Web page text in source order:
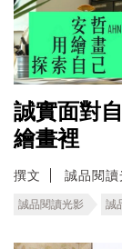
誠實面對
繪畫裡
撰文 誠品閱讀
誠品閱讀光影 誠